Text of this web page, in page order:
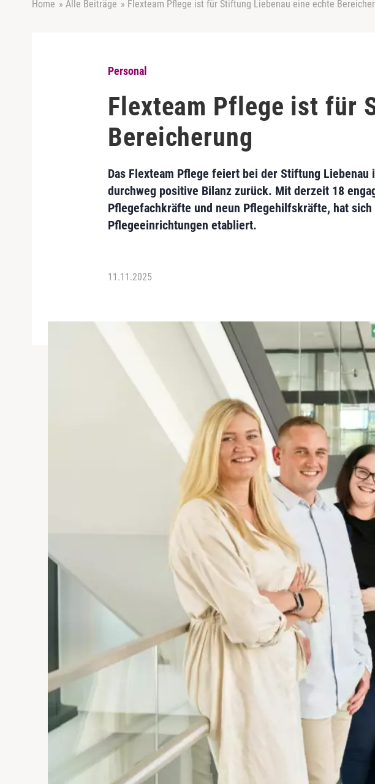
Home » Alle Beiträge » Flexteam Pflege ist für Stiftung Liebenau eine echte
Personal
Flexteam Pflege ist für
Bereicherung
Das Flexteam Pflege feiert bei der Stiftung
durchweg positive Bilanz zurück. Mit derzeit 18
Pflegefachkräfte und neun Pflegehilfskräfte, hat
Pflegeeinrichtungen etabliert.
11.11.2025